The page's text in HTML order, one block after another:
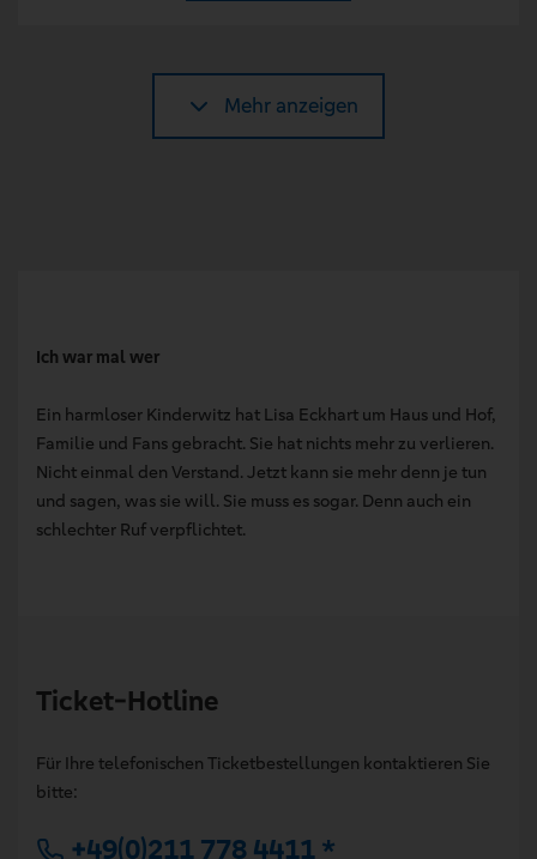
Mehr anzeigen
Ich war mal wer
Ein harmloser Kinderwitz hat Lisa Eckhart um Haus und Hof,
Familie und Fans gebracht. Sie hat nichts mehr zu verlieren.
Nicht einmal den Verstand. Jetzt kann sie mehr denn je tun
und sagen, was sie will. Sie muss es sogar. Denn auch ein
schlechter Ruf verpflichtet.
Ticket-Hotline
Für Ihre telefonischen Ticketbestellungen kontaktieren Sie
bitte:
+49(0)211 778 4411 *